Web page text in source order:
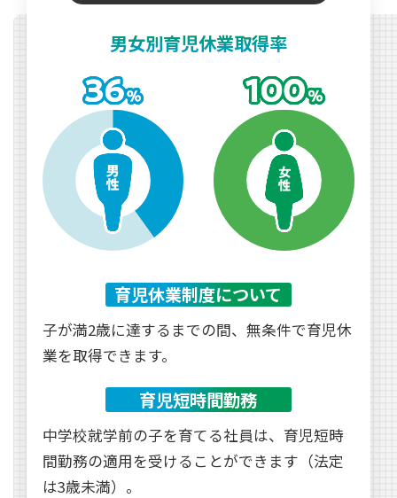
男女別育児休業取得率
育児休業制度について
子が満2歳に達するまでの間、無条件で育児休
業を取得できます。
育児短時間勤務
中学校就学前の子を育てる社員は、育児短時
間勤務の適用を受けることができます（法定
は3歳未満）。